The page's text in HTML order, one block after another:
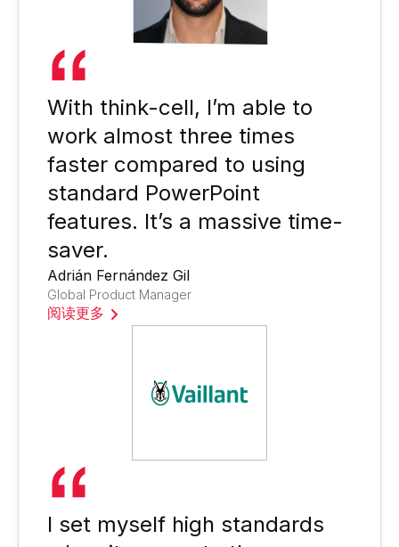
With think-cell, I’m able to
work almost three times
faster compared to using
standard PowerPoint
features. It’s a massive time-
saver.
Adrián Fernández Gil
Global Product Manager
阅读更多
I set myself high standards